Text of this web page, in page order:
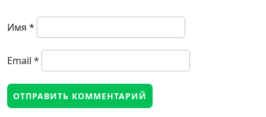
Имя *
Email *